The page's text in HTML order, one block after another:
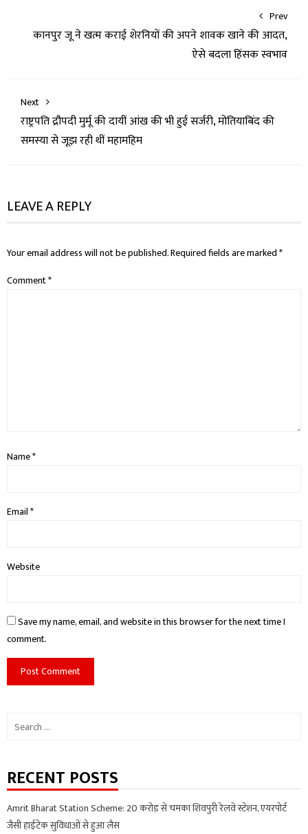
Prev
कानपुर जू ने खत्म कराई शेरनियों की अपने शावक खाने की आदत,
ऐसे बदला हिंसक स्वभाव
Next
राष्ट्रपति द्रौपदी मुर्मू की दायीं आंख की भी हुई सर्जरी, मोतियाबिंद की
समस्या से जूझ रही थीं महामहिम
LEAVE A REPLY
Your email address will not be published.Required fields are marked*
Comment*
Name*
Email*
Website
Save my name, email, and website in this browser for the next time I
comment.
Search
RECENT POSTS
Amrit Bharat Station Scheme: 20 करोड़ से चमका शिवपुरी रेलवे स्टेशन, एयरपोर्ट
जैसी हाईटेक सुविधाओं से हुआ लैस